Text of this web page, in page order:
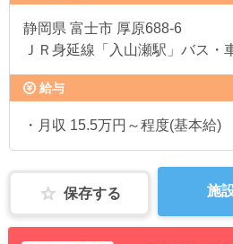
静岡県 富士市 厚原688-6
ＪＲ身延線「入山瀬駅」バス・
給与
・月収 15.5万円～程度(基本給)
保存する 施